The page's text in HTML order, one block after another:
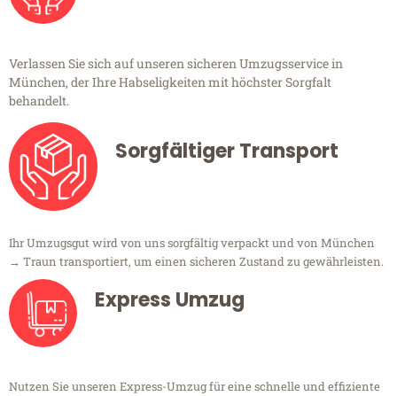
Verlassen Sie sich auf unseren sicheren Umzugsservice in
München, der Ihre Habseligkeiten mit höchster Sorgfalt
behandelt.
Sorgfältiger Transport
Ihr Umzugsgut wird von uns sorgfältig verpackt und von München
→ Traun transportiert, um einen sicheren Zustand zu gewährleisten.
Express Umzug
Nutzen Sie unseren Express-Umzug für eine schnelle und effiziente